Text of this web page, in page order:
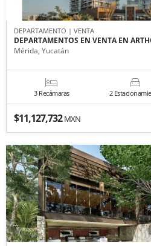
DEPARTAMENTO | VENTA
DEPARTAMENTOS EN VENTA EN
Mérida, Yucatán
3 Recámaras 2
$11,127,732MXN